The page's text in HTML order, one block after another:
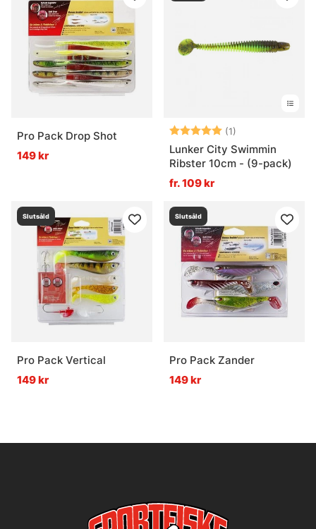
Pro Pack Drop Shot
149 kr
Betyg: (1)
Lunker City Swimmin
Ribster 10cm - (9-pack)
fr. 109 kr
Slutsåld
Pro Pack Vertical
149 kr
Slutsåld
Pro Pack Zander
149 kr